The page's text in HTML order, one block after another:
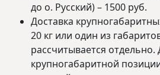
до о. Русский) – 1500 руб.
Доставка
20 кг или один из
рассчитывается отдельно.
крупногабаритной